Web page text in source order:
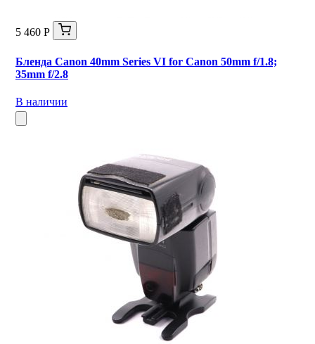
5 460 Р
Бленда Canon 40mm Series VI for Canon 50mm f/1.8;
35mm f/2.8
В наличии